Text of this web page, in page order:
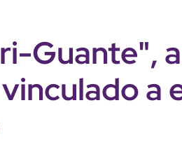
Guante",
a